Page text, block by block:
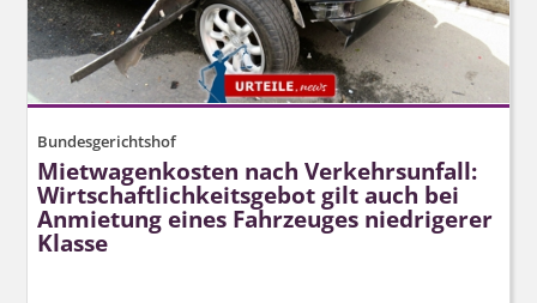
Bundesgerichtshof
Mietwagenkosten nach Verkehrsunfall:
Wirtschaft­lichkeitsgebot gilt auch bei
Anmietung eines Fahrzeuges niedrigerer
Klasse